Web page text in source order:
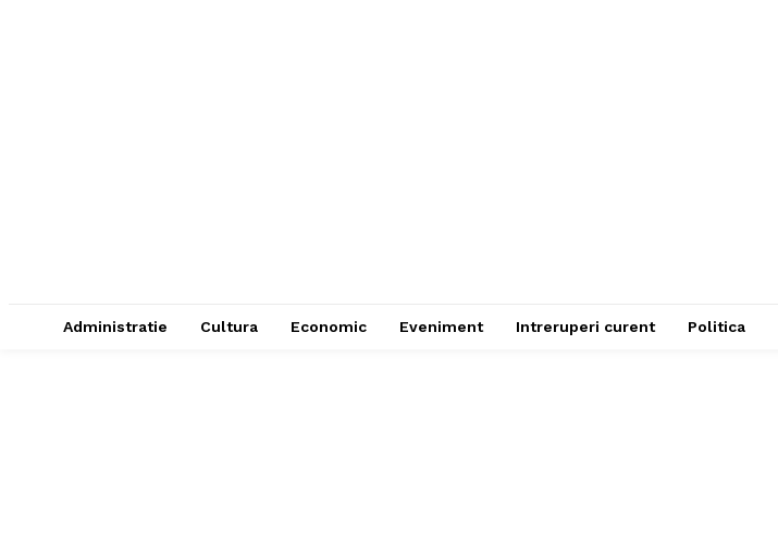
Administratie Cultura Economic Eveniment Intreruperi curent Politica